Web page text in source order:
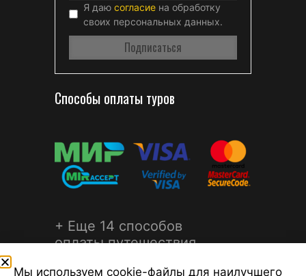
Я даю согласие на обработку
своих персональных данных.
Способы оплаты туров
+ Еще 14 способов
оплаты путешествия
Мы используем cookie-файлы для наилучшего